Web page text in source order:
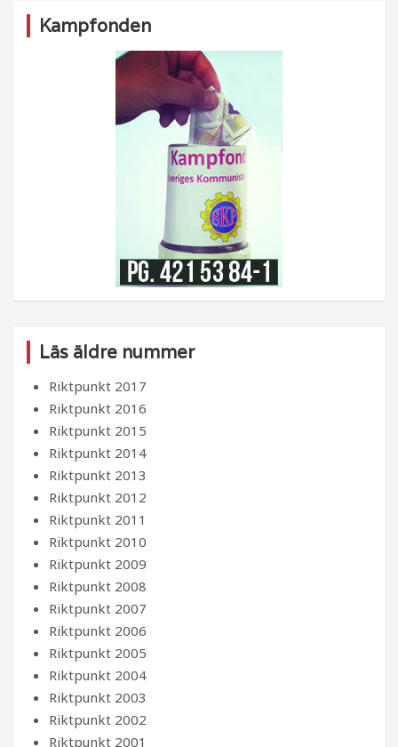
Kampfonden
Läs äldre nummer
Riktpunkt 2017
Riktpunkt 2016
Riktpunkt 2015
Riktpunkt 2014
Riktpunkt 2013
Riktpunkt 2012
Riktpunkt 2011
Riktpunkt 2010
Riktpunkt 2009
Riktpunkt 2008
Riktpunkt 2007
Riktpunkt 2006
Riktpunkt 2005
Riktpunkt 2004
Riktpunkt 2003
Riktpunkt 2002
Riktpunkt 2001